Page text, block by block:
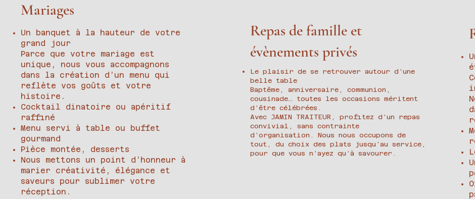
Mariages
Un banquet à la hauteur de votre
grand jour
Parce que votre mariage est
unique, nous vous accompagnons
dans la création d’un menu qui
reflète vos goûts et votre
histoire.
Cocktail dinatoire ou apéritif
raffiné
Menu servi à table ou buffet
gourmand
Pièce montée, desserts
Nous mettons un point d’honneur à
marier créativité, élégance et
saveurs pour sublimer votre
réception.
Repas de famille et
évènements privés
Le plaisir de se retrouver autour d’une
belle table
Baptême, anniversaire, communion,
cousinade… toutes les occasions méritent
d’être célébrées.
Avec JAMIN TRAITEUR, profitez d’un repas
convivial, sans contrainte
d’organisation. Nous nous occupons de
tout, du choix des plats jusqu’au service,
pour que vous n’ayez qu’à savourer.